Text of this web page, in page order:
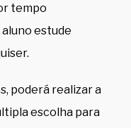
tempo
estude
poderá realizar a
escolha para